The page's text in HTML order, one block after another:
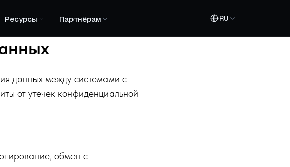
Ресурсы Партнёрам RU
данных между системами с
от утечек конфиденциальной
обмен с